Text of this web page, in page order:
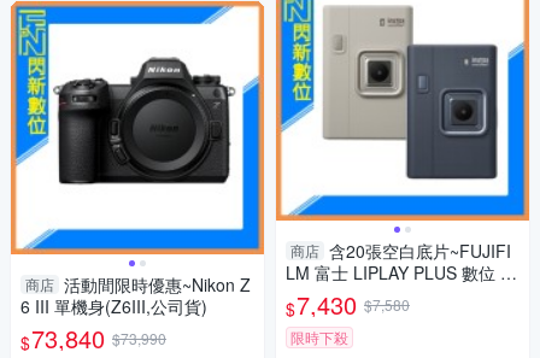
商店 活動間限時優惠~Nikon Z
6 III 單機身(Z6III,公司貨)
$73,840 $73,990
商店 含20張空白底片~FUJIFI
LM 富士 LIPLAY PLUS 數位 拍
立得 (LIPLAY+,公司貨)
$7,430 $7,580
限時下殺